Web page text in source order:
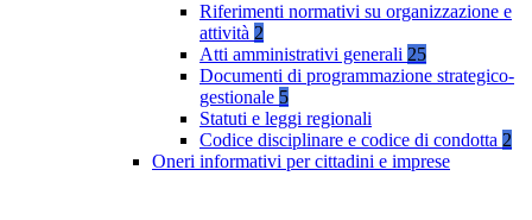
Riferimenti normativi su organizzazione e
attività 2
Atti amministrativi generali 25
Documenti di programmazione strategico-
gestionale 5
Statuti e leggi regionali
Codice disciplinare e codice di condotta 2
Oneri informativi per cittadini e imprese